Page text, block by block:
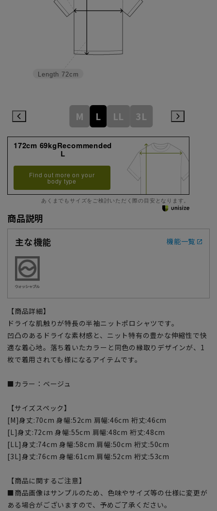
Length 72cm
M L LL 3L
172cm 69kgRecommended
L
Find out more on your
body type
あくまでもサイズをご検討いただく際の目安となります。
商品説明
主な機能
機能一覧
【商品詳細】
ドライな肌触りが特長の半袖ニットポロシャツです。
凹凸のあるドライな素材感と、ニット特有の豊かな伸縮性で快
適な着心地。落ち着いたカラーと同色の縁取りデザインが、1
枚で着用されても様になるアイテムです。
■カラー：ベージュ
【サイズスペック】
[M]身丈:70cm 身幅:52cm 肩幅:46cm 裄丈:46cm
[L]身丈:72cm 身幅:55cm 肩幅:48cm 裄丈:48cm
[LL]身丈:74cm 身幅:58cm 肩幅:50cm 裄丈:50cm
[3L]身丈:76cm 身幅:61cm 肩幅:52cm 裄丈:53cm
【商品に関するご注意】
■商品画像はサンプルのため、色味やサイズ等の仕様に変更が
ある場合がございますので、予めご了承ください。